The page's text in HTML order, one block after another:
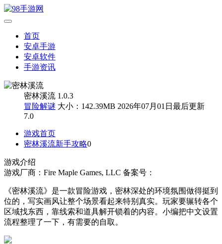
首页
安卓手游
安卓软件
手游资讯
密林溪流 1.0.3
冒险解谜 大小：142.39MB 2026年07月01日最后更新
7.0
游戏首页
密林溪流新手攻略0
游戏介绍
游戏厂商：Fire Maple Games, LLC 备案号：
《密林溪流》是一款冒险游戏，密林深处的环境氛围做得挺到
位的，写实画风让整个场景看起来特别真实。玩家要辗转各个
区域找东西，靠线索和道具解开锁着的内容。小编把中文设置
流程整理了一下，有需要的自取。